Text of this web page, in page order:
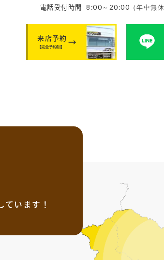
電話受付時間8:00～20:00（年中無
来店予約
【完全予約制】
ています！